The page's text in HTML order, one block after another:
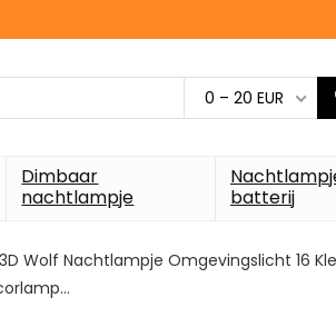
0 – 20 EUR
Dimbaar
nachtlampje
batterij
Wolf Nachtlampje Omgevingslicht 16